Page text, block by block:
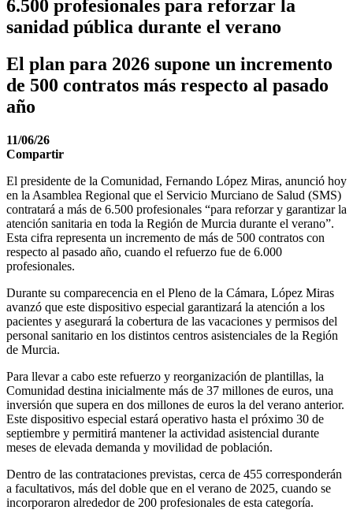
6.500 profesionales para reforzar la
sanidad pública durante el verano
El plan para 2026 supone un incremento
de 500 contratos más respecto al pasado
año
11/06/26
Compartir
El presidente de la Comunidad, Fernando López Miras, anunció hoy
en la Asamblea Regional que el Servicio Murciano de Salud (SMS)
contratará a más de 6.500 profesionales “para reforzar y garantizar la
atención sanitaria en toda la Región de Murcia durante el verano”.
Esta cifra representa un incremento de más de 500 contratos con
respecto al pasado año, cuando el refuerzo fue de 6.000
profesionales.
Durante su comparecencia en el Pleno de la Cámara, López Miras
avanzó que este dispositivo especial garantizará la atención a los
pacientes y asegurará la cobertura de las vacaciones y permisos del
personal sanitario en los distintos centros asistenciales de la Región
de Murcia.
Para llevar a cabo este refuerzo y reorganización de plantillas, la
Comunidad destina inicialmente más de 37 millones de euros, una
inversión que supera en dos millones de euros la del verano anterior.
Este dispositivo especial estará operativo hasta el próximo 30 de
septiembre y permitirá mantener la actividad asistencial durante
meses de elevada demanda y movilidad de población.
Dentro de las contrataciones previstas, cerca de 455 corresponderán
a facultativos, más del doble que en el verano de 2025, cuando se
incorporaron alrededor de 200 profesionales de esta categoría.